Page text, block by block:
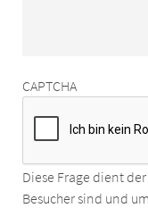
CAPTCHA
Diese Frage dient
Besucher sind und